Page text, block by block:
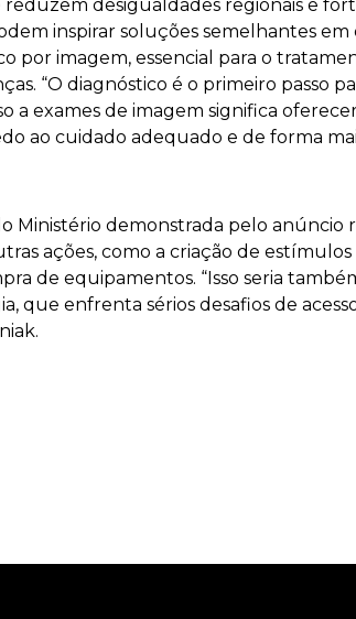
reduzem desigualdades regionais e
inspirar soluções semelhantes em
por imagem, essencial para o
“O diagnóstico é o primeiro passo
a exames de imagem significa
ao cuidado adequado e de forma
Ministério demonstrada pelo anúncio
ações, como a criação de
de equipamentos. “Isso seria
que enfrenta sérios desafios de